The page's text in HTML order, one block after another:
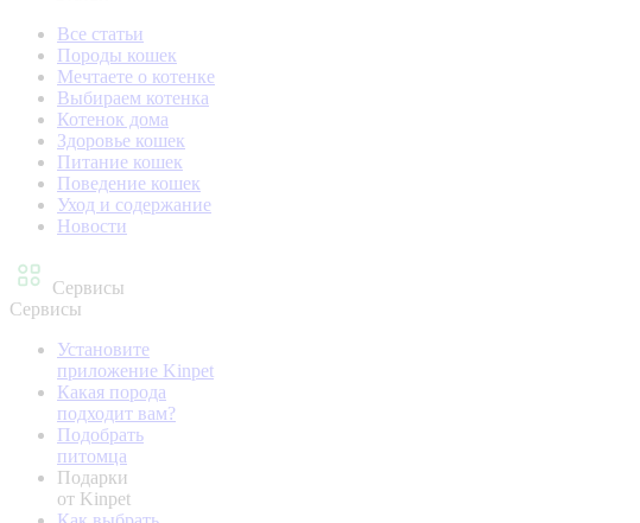
Все статьи
Породы кошек
Мечтаете о котенке
Выбираем котенка
Котенок дома
Здоровье кошек
Питание кошек
Поведение кошек
Уход и содержание
Новости
Сервисы
Сервисы
Установите
приложение Kinpet
Какая порода
подходит вам?
Подобрать
питомца
Подарки
от Kinpet